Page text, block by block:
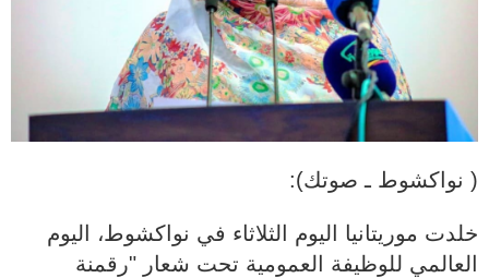
( نواكشوط ـ صوتك):
خلدت موريتانيا اليوم الثلاثاء في نواكشوط، اليوم
العالمي للوظيفة العمومية تحت شعار "رقمنة